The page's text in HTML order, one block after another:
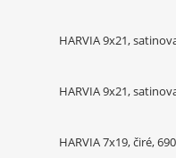
HARVIA 9x21,
HARVIA 9x21,
HARVIA 7x19, čiré,